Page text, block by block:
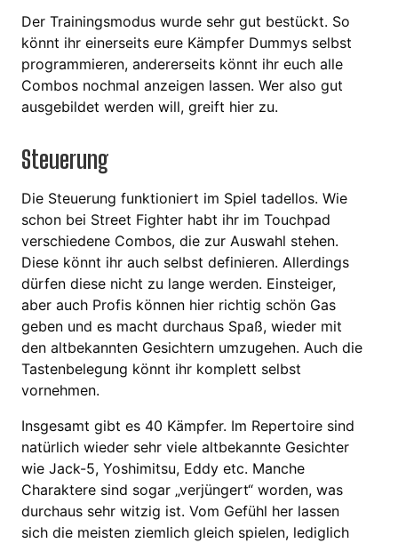
Der Trainingsmodus wurde sehr gut bestückt. So
könnt ihr einerseits eure Kämpfer Dummys selbst
programmieren, andererseits könnt ihr euch alle
Combos nochmal anzeigen lassen. Wer also gut
ausgebildet werden will, greift hier zu.
Steuerung
Die Steuerung funktioniert im Spiel tadellos. Wie
schon bei Street Fighter habt ihr im Touchpad
verschiedene Combos, die zur Auswahl stehen.
Diese könnt ihr auch selbst definieren. Allerdings
dürfen diese nicht zu lange werden. Einsteiger,
aber auch Profis können hier richtig schön Gas
geben und es macht durchaus Spaß, wieder mit
den altbekannten Gesichtern umzugehen. Auch die
Tastenbelegung könnt ihr komplett selbst
vornehmen.
Insgesamt gibt es 40 Kämpfer. Im Repertoire sind
natürlich wieder sehr viele altbekannte Gesichter
wie Jack-5, Yoshimitsu, Eddy etc. Manche
Charaktere sind sogar „verjüngert“ worden, was
durchaus sehr witzig ist. Vom Gefühl her lassen
sich die meisten ziemlich gleich spielen, lediglich